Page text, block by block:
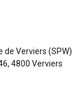
de Verviers (SPW)
4800 Verviers